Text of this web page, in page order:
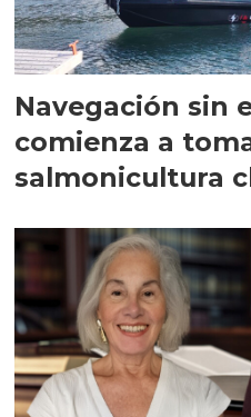
Navegación sin
comienza a
salmonicultura